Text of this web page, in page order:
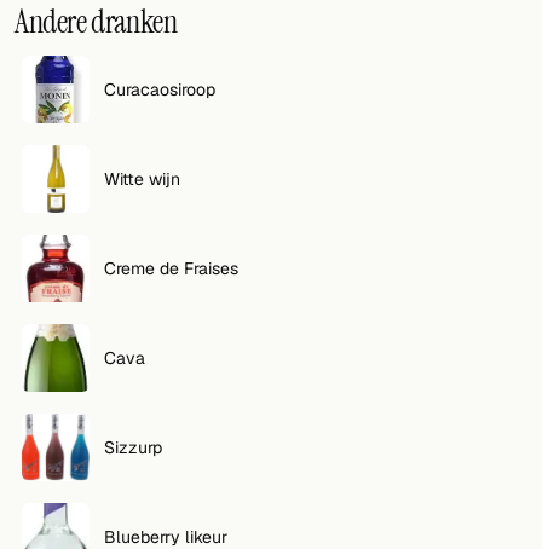
Cocktail boeken
Cocktail bar
Eenheden
Links
Zoeken
VOLG
Twitter
Facebook
RSS
Cocktail app
Andere dranken
Curacaosiroop
Witte wijn
Creme de Fraises
Cava
Sizzurp
Blueberry likeur